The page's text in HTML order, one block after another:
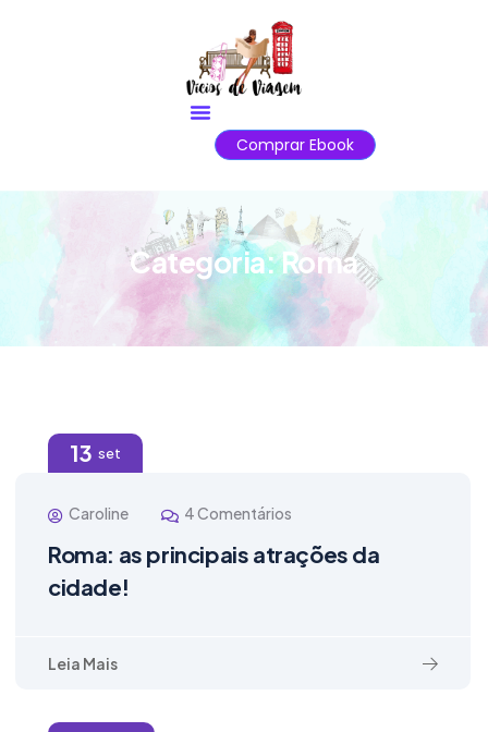
Comprar Ebook
Categoria:Roma
13 set
Caroline 4 Comentários
Roma: as principais atrações da
cidade!
Leia Mais